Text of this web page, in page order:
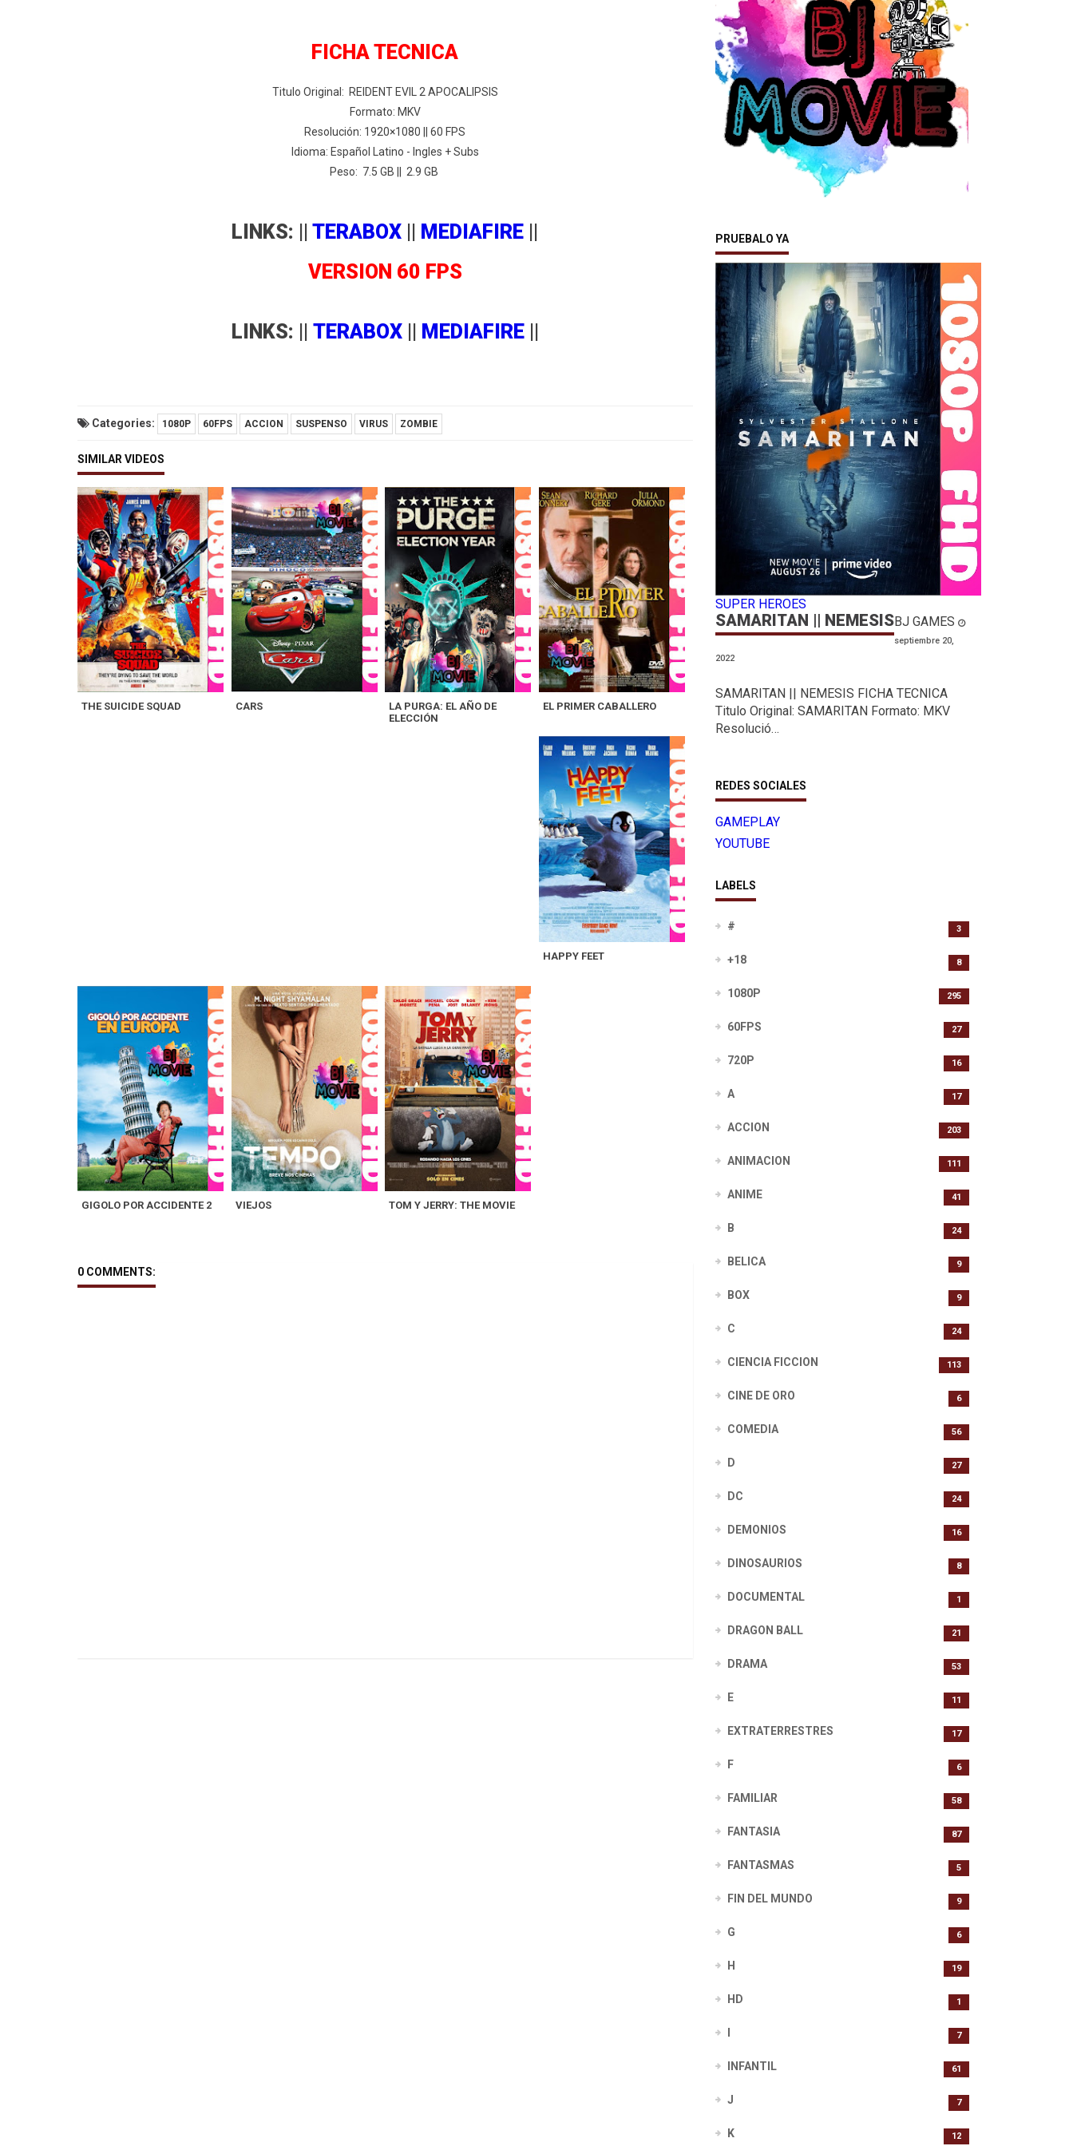
FICHA TECNICA
Titulo Original: REIDENT EVIL 2 APOCALIPSIS
Formato: MKV
Resolución: 1920×1080 || 60 FPS
Idioma: Español Latino - Ingles + Subs
Peso: 7.5 GB || 2.9 GB
LINKS: ||TERABOX MEDIAFIRE
VERSION 60 FPS
LINKS: || TERABOX|| MEDIAFIRE||
Categories: 1080P 60FPS ACCION SUSPENSO VIRUS ZOMBIE
SIMILAR VIDEOS
THE SUICIDE SQUAD CARS
LA PURGA: EL AÑO DE
ELECCIÓN
EL PRIMER CABALLERO
HAPPY FEET
GIGOLO POR ACCIDENTE 2 VIEJOS TOM Y JERRY: THE MOVIE
0 COMMENTS:
PRUEBALO YA
SUPER HEROES
SAMARITAN || NEMESISBJ GAMES
septiembre 20,
2022
SAMARITAN || NEMESIS FICHA TECNICA
Titulo Original: SAMARITAN Formato: MKV
Resolució…
REDES SOCIALES
GAMEPLAY
YOUTUBE
LABELS
# 3
+18 8
1080P 295
60FPS 27
720P 16
A 17
ACCION 203
ANIMACION 111
ANIME 41
B 24
BELICA 9
BOX 9
C 24
CIENCIA FICCION 113
CINE DE ORO 6
COMEDIA 56
D 27
DC 24
DEMONIOS 16
DINOSAURIOS 8
DOCUMENTAL 1
DRAGON BALL 21
DRAMA 53
E 11
EXTRATERRESTRES 17
F 6
FAMILIAR 58
FANTASIA 87
FANTASMAS 5
FIN DEL MUNDO 9
G 6
H 19
HD 1
7
INFANTIL 61
J 7
K 12